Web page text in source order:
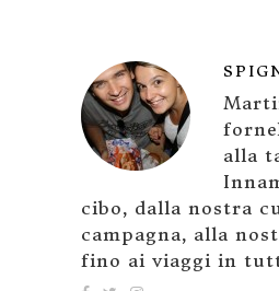
alla
cibo, dalla nostra
campagna, alla
fino ai viaggi in